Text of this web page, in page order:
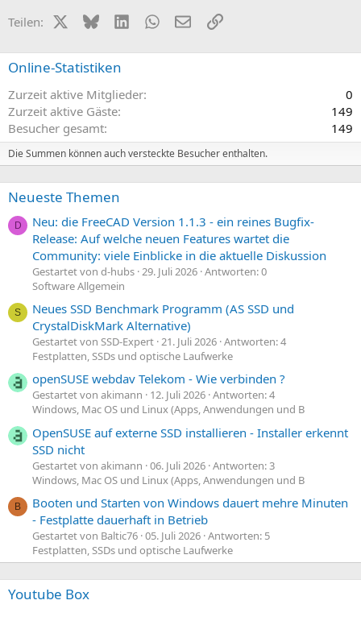
Teilen: X (Twitter)
BlueskyLinkedInWhatsApp
E-MailLink
Online-Statistiken
Zurzeit aktive Mitglieder
0
Zurzeit aktive Gäste
149
Besucher gesamt
149
Die Summen können auch versteckte Besucher enthalten.
Neueste Themen
D
Neu: die FreeCAD Version 1.1.3 - ein reines Bugfix-
Release: Auf welche neuen Features wartet die
Community: viele Einblicke in die aktuelle Diskussion
Gestartet von d-hubs 29. Juli 2026 Antworten: 0
Software Allgemein
S
Neues SSD Benchmark Programm (AS SSD und
CrystalDiskMark Alternative)
Gestartet von SSD-Expert 21. Juli 2026 Antworten: 4
Festplatten, SSDs und optische Laufwerke
openSUSE webdav Telekom - Wie verbinden ?
Gestartet von akimann 12. Juli 2026 Antworten: 4
Windows, Mac OS und Linux (Apps, Anwendungen und B
OpenSUSE auf externe SSD installieren - Installer erkennt
SSD nicht
Gestartet von akimann 06. Juli 2026 Antworten: 3
Windows, Mac OS und Linux (Apps, Anwendungen und B
B
Booten und Starten von Windows dauert mehre Minuten
- Festplatte dauerhaft in Betrieb
Gestartet von Baltic76 05. Juli 2026 Antworten: 5
Festplatten, SSDs und optische Laufwerke
Youtube Box